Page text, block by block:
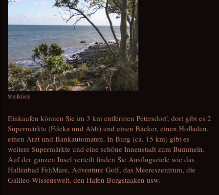
Steilküste
Einkaufen können Sie im 3 km entfernten Petersdorf, dort gibt es 2
Supermärkte (Edeka und Aldi) und einen Bäcker, einen Hofladen,
einen Arzt und Bankautomaten. In Burg (ca. 15 km) gibt es
weitere Supermärkte und eine schöne Innenstadt zum Bummeln.
Auf der ganzen Insel verteilt finden Sie Ausflugsziele wie das
Hallenbad FehMare, Adventure Golf, das Meereszentrum, die
Galileo-Wissenswelt, den Hafen Burgstaaken usw.